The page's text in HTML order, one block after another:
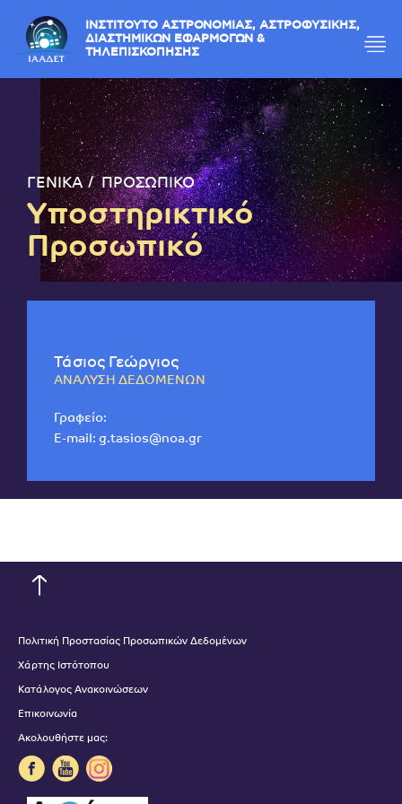
ΙΝΣΤΙΤΟΥΤΟ ΑΣΤΡΟΝΟΜΙΑΣ, ΑΣΤΡΟΦΥΣΙΚΗΣ,
ΔΙΑΣΤΗΜΙΚΩΝ ΕΦΑΡΜΟΓΩΝ &
ΤΗΛΕΠΙΣΚΟΠΗΣΗΣ
ΓΕΝΙΚΑ ΠΡΟΣΩΠΙΚΟ
Υποστηρικτικό
Προσωπικό
Τάσιος Γεώργιος
ΑΝΑΛΥΣΗ ΔΕΔΟΜΕΝΩΝ
Γραφείο:
E-mail: g.tasios@noa.gr
Πολιτική Προστασίας Προσωπικών Δεδομένων
Χάρτης Ιστότοπου
Κατάλογος Ανακοινώσεων
Επικοινωνία
Ακολουθήστε μας: